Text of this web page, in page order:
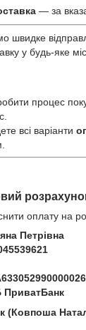
— за
швидке
у будь-яке
процес
всі варіанти
оплату на
Петрівна
ПриватБанк
(Ковпоша